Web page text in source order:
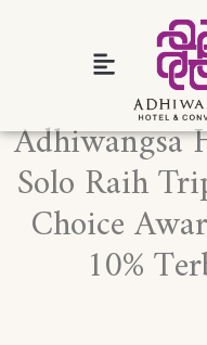
Adhiwangsa
Solo Raih
Choice
10%